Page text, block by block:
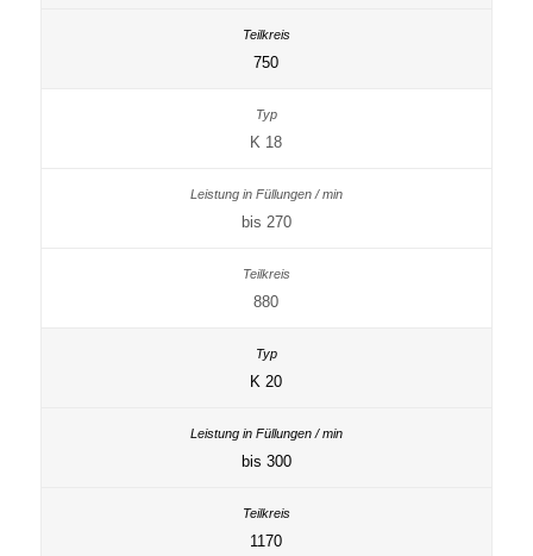
750
K 18
bis 270
880
K 20
bis 300
1170